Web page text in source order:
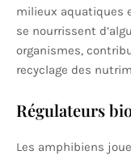
milieux aquatiques
se nourrissent
organismes,
recyclage des
Régulateurs
Les amphibiens